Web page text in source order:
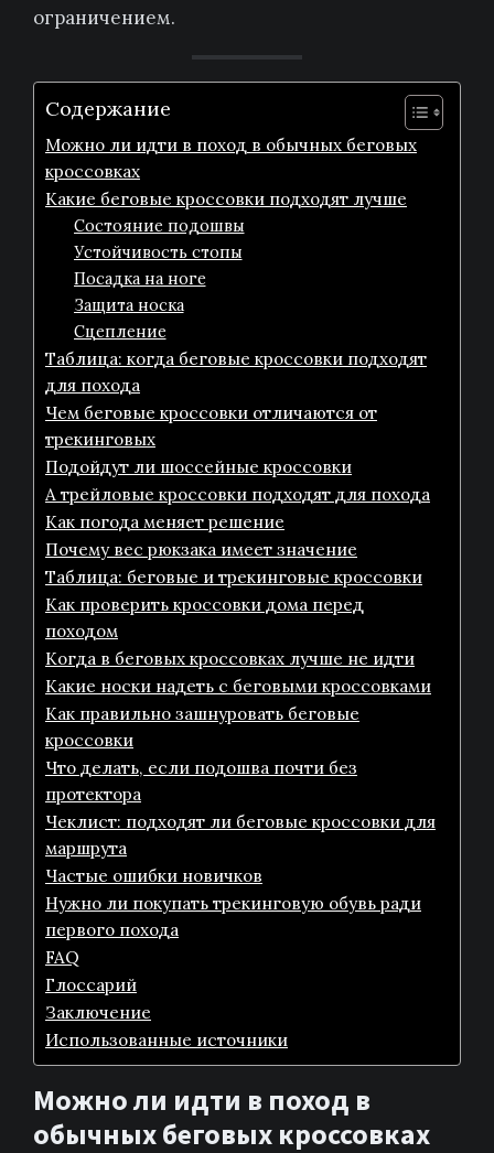
ограничением.
Содержание
Можно ли идти в поход в обычных беговых
кроссовках
Какие беговые кроссовки подходят лучше
Состояние подошвы
Устойчивость стопы
Посадка на ноге
Защита носка
Сцепление
Таблица: когда беговые кроссовки подходят
для похода
Чем беговые кроссовки отличаются от
трекинговых
Подойдут ли шоссейные кроссовки
А трейловые кроссовки подходят для похода
Как погода меняет решение
Почему вес рюкзака имеет значение
Таблица: беговые и трекинговые кроссовки
Как проверить кроссовки дома перед
походом
Когда в беговых кроссовках лучше не идти
Какие носки надеть с беговыми кроссовками
Как правильно зашнуровать беговые
кроссовки
Что делать, если подошва почти без
протектора
Чеклист: подходят ли беговые кроссовки для
маршрута
Частые ошибки новичков
Нужно ли покупать трекинговую обувь ради
первого похода
FAQ
Глоссарий
Заключение
Использованные источники
Можно ли идти в поход в
обычных беговых кроссовках